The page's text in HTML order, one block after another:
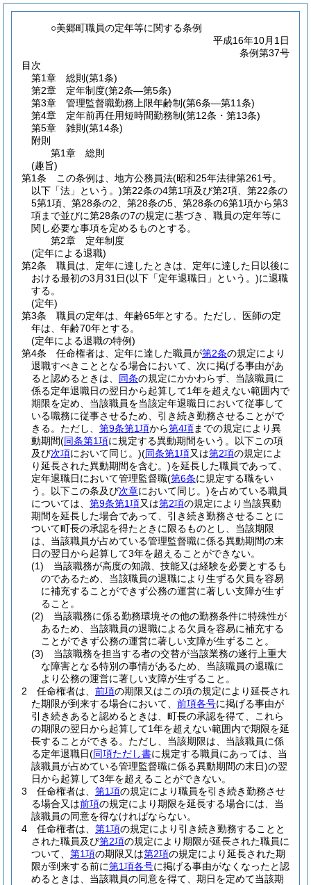
○美郷町職員の定年等に関する条例
平成16年10月1日
条例第37号
目次
第1章
総則 (第1条)
第2章
定年制度(第2条―第5条)
第3章
管理監督職勤務上限年齢制(第6条―第11条)
第4章
定年前再任用短時間勤務制(第12条・第13条)
第5章
雑則 (第14条)
附則
第1章
総則
(趣旨)
第1条
この条例は、地方公務員法(昭和25年法律第261号。
以下「法」という。)第22条の4第1項及び第2項、第22条の
5第1項、第28条の2、第28条の5、第28条の6第1項から第3
項まで並びに第28条の7の規定に基づき、職員の定年等に
関し必要な事項を定めるものとする。
第2章
定年制度
(定年による退職)
第2条
職員は、定年に達したときは、定年に達した日以後に
おける最初の3月31日(以下「定年退職日」という。)に退職
する。
(定年)
第3条
職員の定年は、年齢65年とする。 ただし、医師の定
年は、年齢70年とする。
(定年による退職の特例)
第4条
任命権者は、定年に達した職員が第2条の規定により
退職すべきこととなる場合において、次に掲げる事由があ
ると認めるときは、 同条の規定にかかわらず、当該職員に
係る定年退職日の翌日から起算して1年を超えない範囲内で
期限を定め、当該職員を当該定年退職日において従事して
いる職務に従事させるため、引き続き勤務させることがで
きる。 ただし、 第9条第1項から第4項までの規定により異
動期間(同条第1項に規定する異動期間をいう。以下この項
及び次項において同じ。)(同条第1項又は第2項の規定によ
り延長された異動期間を含む。)を延長した職員であって、
定年退職日において管理監督職(第6条に規定する職をい
う。以下この条及び次章において同じ。)を占めている職員
については、 第9条第1項又は第2項の規定により当該異動
期間を延長した場合であって、引き続き勤務させることに
ついて町長の承認を得たときに限るものとし、当該期限
は、当該職員が占めている管理監督職に係る異動期間の末
日の翌日から起算して3年を超えることができない。
(1)
当該職務が高度の知識、技能又は経験を必要とするも
のであるため、当該職員の退職により生ずる欠員を容易
に補充することができず公務の運営に著しい支障が生ず
ること。
(2)
当該職務に係る勤務環境その他の勤務条件に特殊性が
あるため、当該職員の退職による欠員を容易に補充する
ことができず公務の運営に著しい支障が生ずること。
(3)
当該職務を担当する者の交替が当該業務の遂行上重大
な障害となる特別の事情があるため、当該職員の退職に
より公務の運営に著しい支障が生ずること。
2
任命権者は、 前項の期限又はこの項の規定により延長され
た期限が到来する場合において、 前項各号に掲げる事由が
引き続きあると認めるときは、町長の承認を得て、これら
の期限の翌日から起算して1年を超えない範囲内で期限を延
長することができる。 ただし、当該期限は、当該職員に係
る定年退職日(同項ただし書に規定する職員にあっては、当
該職員が占めている管理監督職に係る異動期間の末日)の翌
日から起算して3年を超えることができない。
3
任命権者は、 第1項の規定により職員を引き続き勤務させ
る場合又は前項の規定により期限を延長する場合には、当
該職員の同意を得なければならない。
4
任命権者は、 第1項の規定により引き続き勤務することと
された職員及び第2項の規定により期限が延長された職員に
ついて、 第1項の期限又は第2項の規定により延長された期
限が到来する前に第1項各号に掲げる事由がなくなったと認
めるときは、当該職員の同意を得て、期日を定めて当該期